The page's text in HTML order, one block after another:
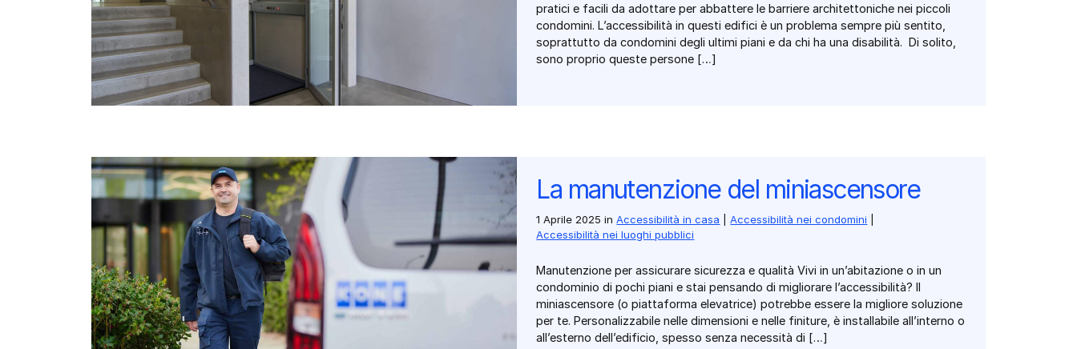
pratici e facili da adottare per abbattere le barriere architettoniche nei piccoli
condomini. L’accessibilità in questi edifici è un problema sempre più sentito,
soprattutto da condomini degli ultimi piani e da chi ha una disabilità. Di solito,
sono proprio queste persone […]
La manutenzione del miniascensore
1 Aprile 2025 inAccessibilità in casa |Accessibilità nei condomini
Accessibilità nei luoghi pubblici
Manutenzione per assicurare sicurezza e qualità Vivi in un’abitazione o in un
condominio di pochi piani e stai pensando di migliorare l’accessibilità? Il
miniascensore (o piattaforma elevatrice) potrebbe essere la migliore soluzione
per te. Personalizzabile nelle dimensioni e nelle finiture, è installabile all’interno o
all’esterno dell’edificio, spesso senza necessità di […]